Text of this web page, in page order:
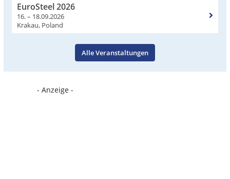
EuroSteel 2026
16. – 18.09.2026
Krakau, Poland
Alle Veranstaltungen
- Anzeige -